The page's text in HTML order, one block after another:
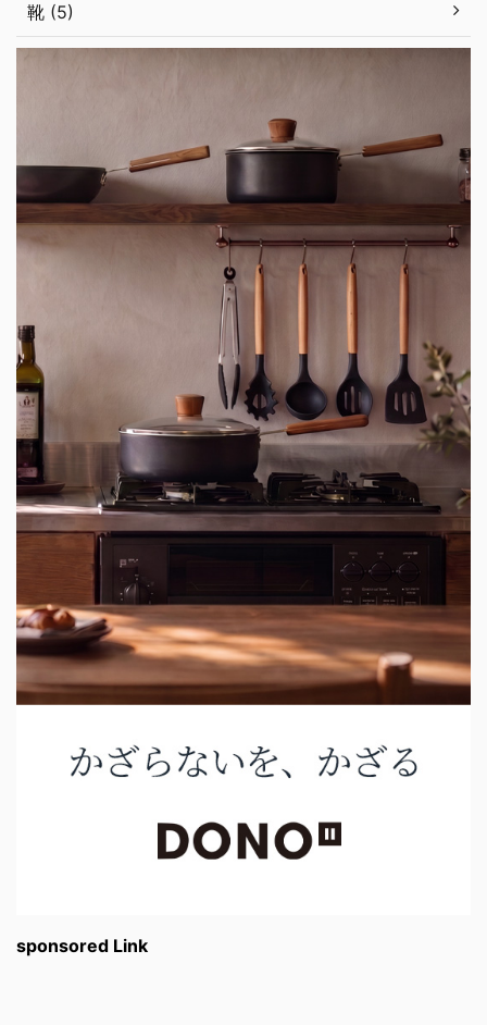
靴 (5)
sponsored Link